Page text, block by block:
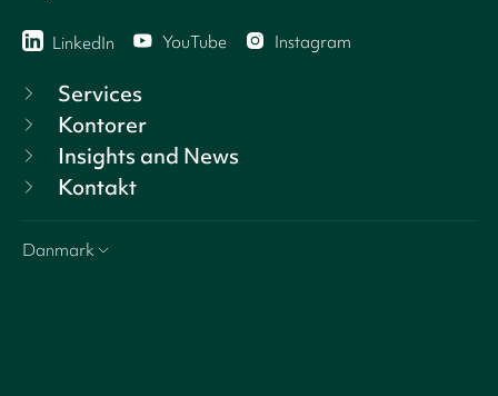
LinkedIn YouTube Instagram
Services
Kontorer
Insights and News
Kontakt
Danmark